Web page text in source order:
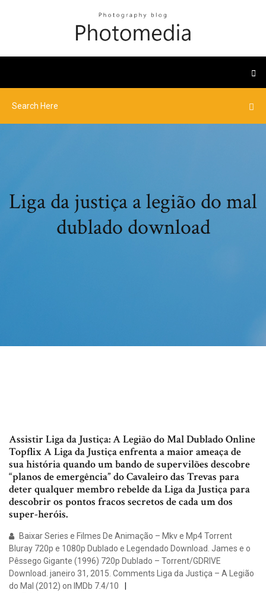
Liga da justiça a legião do mal
dublado download
Assistir Liga da Justiça: A Legião do Mal Dublado Online
Topflix A Liga da Justiça enfrenta a maior ameaça de
sua história quando um bando de supervilões descobre
“planos de emergência” do Cavaleiro das Trevas para
deter qualquer membro rebelde da Liga da Justiça para
descobrir os pontos fracos secretos de cada um dos
super-heróis.
Baixar Series e Filmes De Animação – Mkv e Mp4 Torrent
Bluray 720p e 1080p Dublado e Legendado Download. James e o
Pêssego Gigante (1996) 720p Dublado – Torrent/GDRIVE
Download. janeiro 31, 2015. Comments Liga da Justiça – A Legião
do Mal (2012) on IMDb 7.4/10